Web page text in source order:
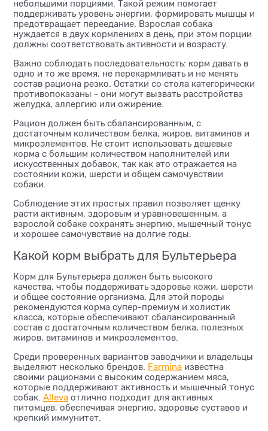
небольшими порциями. Такой режим помогает
поддерживать уровень энергии, формировать мышцы и
предотвращает переедание. Взрослая собака
нуждается в двух кормлениях в день, при этом порции
должны соответствовать активности и возрасту.
Важно соблюдать последовательность: корм давать в
одно и то же время, не перекармливать и не менять
состав рациона резко. Остатки со стола категорически
противопоказаны - они могут вызвать расстройства
желудка, аллергию или ожирение.
Рацион должен быть сбалансированным, с
достаточным количеством белка, жиров, витаминов и
микроэлементов. Не стоит использовать дешевые
корма с большим количеством наполнителей или
искусственных добавок, так как это отражается на
состоянии кожи, шерсти и общем самочувствии
собаки.
Соблюдение этих простых правил позволяет щенку
расти активным, здоровым и уравновешенным, а
взрослой собаке сохранять энергию, мышечный тонус
и хорошее самочувствие на долгие годы.
Какой корм выбрать для Бультерьера
Корм для Бультерьера должен быть высокого
качества, чтобы поддерживать здоровье кожи, шерсти
и общее состояние организма. Для этой породы
рекомендуются корма супер-премиум и холистик
класса, которые обеспечивают сбалансированный
состав с достаточным количеством белка, полезных
жиров, витаминов и микроэлементов.
Среди проверенных вариантов заводчики и владельцы
выделяют несколько брендов.
Farmina известна
своими рационами с высоким содержанием мяса,
которые поддерживают активность и мышечный тонус
собак. Alleva отлично подходит для активных
питомцев, обеспечивая энергию, здоровье суставов и
крепкий иммунитет.